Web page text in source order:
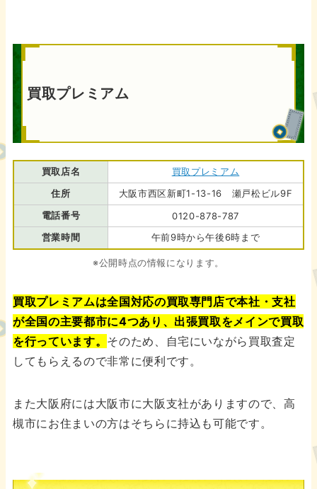
買取プレミアム
買取店名
買取プレミアム
住所
大阪市西区新町1-13-16 瀬戸松ビル9F
電話番号
0120-878-787
営業時間
午前9時から午後6時まで
※公開時点の情報になります。
買取プレミアムは全国対応の買取専門店で本社・支社
が全国の主要都市に4つあり、出張買取をメインで買取
を行っています。 そのため、自宅にいながら買取査定
してもらえるので非常に便利です。
また大阪府には大阪市に大阪支社がありますので、高
槻市にお住まいの方はそちらに持込も可能です。